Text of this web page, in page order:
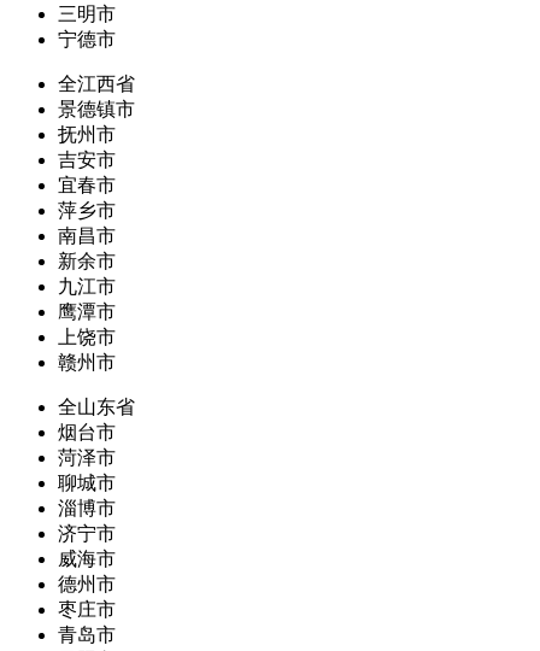
三明市
宁德市
全江西省
景德镇市
抚州市
吉安市
宜春市
萍乡市
南昌市
新余市
九江市
鹰潭市
上饶市
赣州市
全山东省
烟台市
菏泽市
聊城市
淄博市
济宁市
威海市
德州市
枣庄市
青岛市